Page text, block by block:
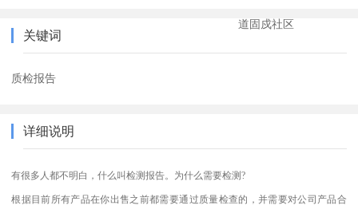
道固戍社区
关键词
质检报告
详细说明
有很多人都不明白，什么叫检测报告。为什么需要检测?
根据目前所有产品在你出售之前都需要通过质量检查的，并需要对公司产品合